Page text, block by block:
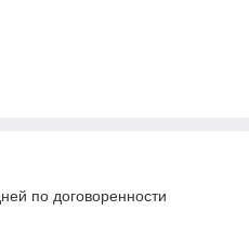
по договоренности